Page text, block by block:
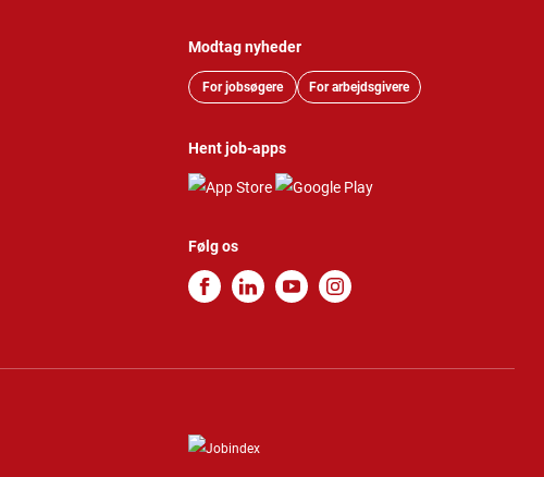
Modtag nyheder
For jobsøgere For arbejdsgivere
Hent job-apps
Følg os